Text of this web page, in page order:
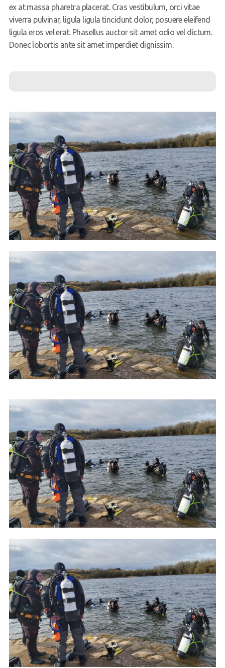
ex at massa pharetra placerat. Cras vestibulum, orci vitae
viverra pulvinar, ligula ligula tincidunt dolor, posuere eleifend
ligula eros vel erat. Phasellus auctor sit amet odio vel dictum.
Donec lobortis ante sit amet imperdiet dignissim.